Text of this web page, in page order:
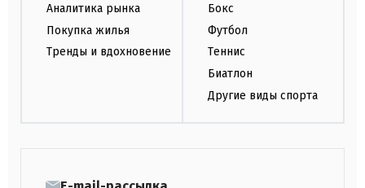
Аналитика рынка
Покупка жилья
Тренды и вдохновение
Бокс
Футбол
Теннис
Биатлон
Другие виды спорта